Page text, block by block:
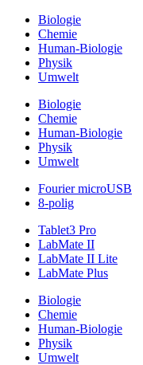
Biologie
Chemie
Human-Biologie
Physik
Umwelt
Biologie
Chemie
Human-Biologie
Physik
Umwelt
Fourier microUSB
8-polig
Tablet3 Pro
LabMate II
LabMate II Lite
LabMate Plus
Biologie
Chemie
Human-Biologie
Physik
Umwelt